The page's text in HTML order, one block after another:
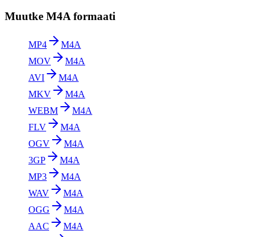
Muutke M4A formaati
MP4
M4A
MOV
M4A
AVI
M4A
MKV
M4A
WEBM
M4A
FLV
M4A
OGV
M4A
3GP
M4A
MP3
M4A
WAV
M4A
OGG
M4A
AAC
M4A